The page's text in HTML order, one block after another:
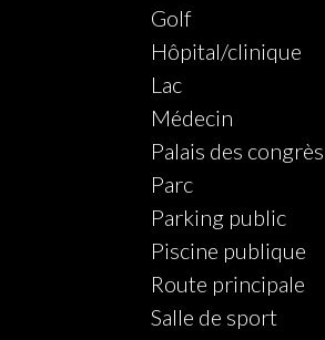
Golf
Hôpital/clinique
Lac
Médecin
Palais des congrès
Parc
Parking public
Piscine publique
Route principale
Salle de sport